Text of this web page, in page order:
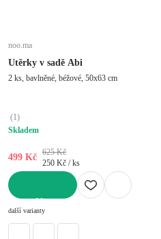
noo.ma
Utěrky v sadě Abi
2 ks, bavlněné, béžové, 50x63 cm
(1)
Skladem
499 Kč 625 Kč
250 Kč / ks
další varianty